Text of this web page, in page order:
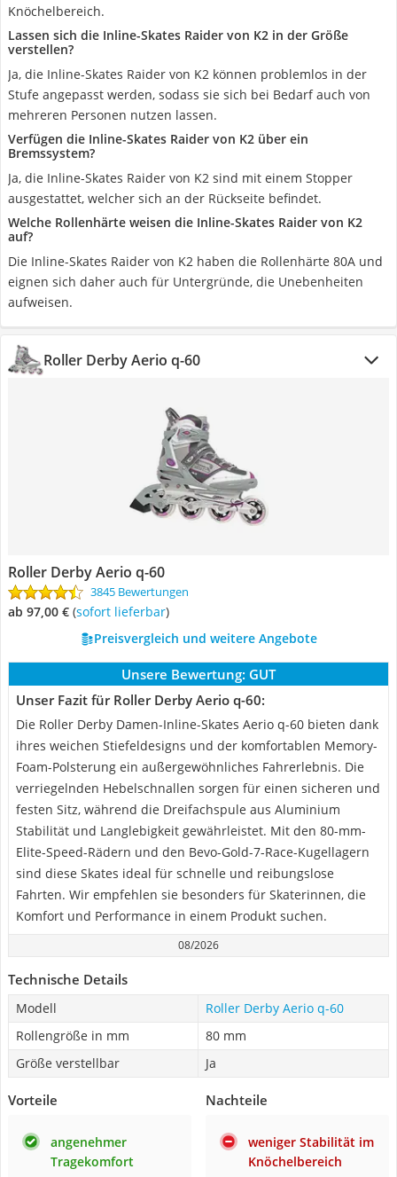
Knöchelbereich.
Lassen sich die Inline-Skates Raider von K2 in der Größe
verstellen?
Ja, die Inline-Skates Raider von K2 können problemlos in der
Stufe angepasst werden, sodass sie sich bei Bedarf auch von
mehreren Personen nutzen lassen.
Verfügen die Inline-Skates Raider von K2 über ein
Bremssystem?
Ja, die Inline-Skates Raider von K2 sind mit einem Stopper
ausgestattet, welcher sich an der Rückseite befindet.
Welche Rollenhärte weisen die Inline-Skates Raider von K2
auf?
Die Inline-Skates Raider von K2 haben die Rollenhärte 80A und
eignen sich daher auch für Untergründe, die Unebenheiten
aufweisen.
Roller Derby Aerio q-60
Roller Derby Aerio q-60
3845 Bewertungen
ab 97,00 € ( Sofort lieferbar)
Preisvergleich und weitere Angebote
Unsere Bewertung: GUT
Unser Fazit für Roller Derby Aerio q-60:
Die Roller Derby Damen-Inline-Skates Aerio q-60 bieten dank
ihres weichen Stiefeldesigns und der komfortablen Memory-
Foam-Polsterung ein außergewöhnliches Fahrerlebnis. Die
verriegelnden Hebelschnallen sorgen für einen sicheren und
festen Sitz, während die Dreifachspule aus Aluminium
Stabilität und Langlebigkeit gewährleistet. Mit den 80-mm-
Elite-Speed-Rädern und den Bevo-Gold-7-Race-Kugellagern
sind diese Skates ideal für schnelle und reibungslose
Fahrten. Wir empfehlen sie besonders für Skaterinnen, die
Komfort und Performance in einem Produkt suchen.
08/2026
Technische Details
Modell
Roller Derby Aerio q-60
Rollengröße in mm
80 mm
Größe verstellbar
Ja
Vorteile
angenehmer
Tragekomfort
Nachteile
weniger Stabilität im
Knöchelbereich